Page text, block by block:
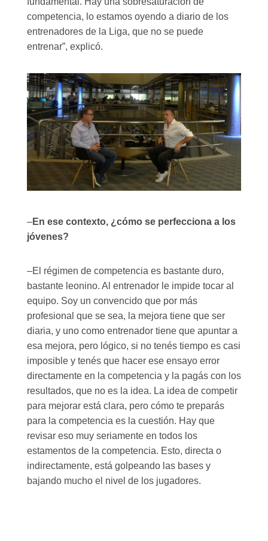
competencia, lo estamos oyendo a diario de los
entrenadores de la Liga, que no se puede
entrenar”, explicó.
–En ese contexto, ¿cómo se perfecciona a los
jóvenes?
–El régimen de competencia es bastante duro,
bastante leonino. Al entrenador le impide tocar al
equipo. Soy un convencido que por más
profesional que se sea, la mejora tiene que ser
diaria, y uno como entrenador tiene que apuntar a
esa mejora, pero lógico, si no tenés tiempo es casi
imposible y tenés que hacer ese ensayo error
directamente en la competencia y la pagás con los
resultados, que no es la idea. La idea de competir
para mejorar está clara, pero cómo te preparás
para la competencia es la cuestión. Hay que
revisar eso muy seriamente en todos los
estamentos de la competencia. Esto, directa o
indirectamente, está golpeando las bases y
bajando mucho el nivel de los jugadores.